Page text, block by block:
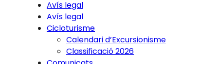
Avís legal
Avís legal
Cicloturisme
Calendari d’Excursionisme
Classificació 2026